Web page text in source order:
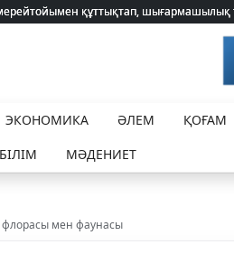
құттықтап, шығармашылық
құттықтап, шығармашылық
ЭКОНОМИКА ӘЛЕМ ҚОҒАМ
БІЛІМ МӘДЕНИЕТ
флорасы мен фаунасы